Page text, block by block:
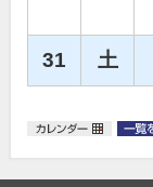
31 土